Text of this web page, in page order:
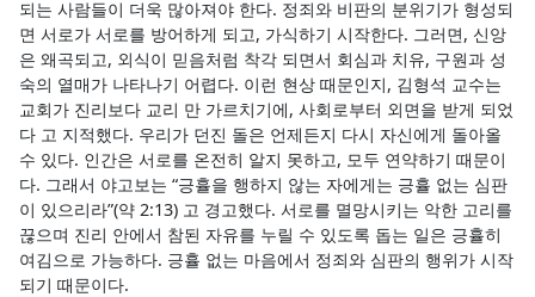
되는 사람들이 더욱 많아져야 한다. 정죄와 비판의 분위기가 형성되
면 서로가 서로를 방어하게 되고, 가식하기 시작한다. 그러면, 신앙
은 왜곡되고, 외식이 믿음처럼 착각 되면서 회심과 치유, 구원과 성
숙의 열매가 나타나기 어렵다. 이런 현상 때문인지, 김형석 교수는
교회가 진리보다 교리 만 가르치기에, 사회로부터 외면을 받게 되었
다 고 지적했다. 우리가 던진 돌은 언제든지 다시 자신에게 돌아올
수 있다. 인간은 서로를 온전히 알지 못하고, 모두 연약하기 때문이
다. 그래서 야고보는 “긍휼을 행하지 않는 자에게는 긍휼 없는 심판
이 있으리라”(약 2:13) 고 경고했다. 서로를 멸망시키는 악한 고리를
끊으며 진리 안에서 참된 자유를 누릴 수 있도록 돕는 일은 긍휼히
여김으로 가능하다. 긍휼 없는 마음에서 정죄와 심판의 행위가 시작
되기 때문이다.